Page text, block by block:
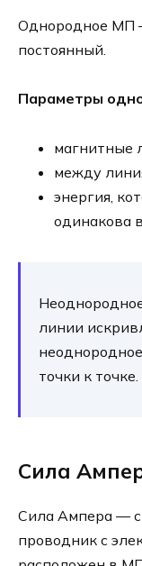
Однородное МП
постоянный.
Параметры
магнитные
между
энергия,
одинакова
линии
точки к точке.
Сила
Сила Ампера —
проводник с